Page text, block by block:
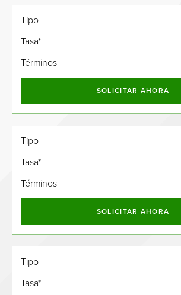
Tipo
Tipo
Tasa*
Términos
SOLICITAR AHORA
Tipo
Tasa*
Términos
SOLICITAR AHORA
Tipo
Tasa*